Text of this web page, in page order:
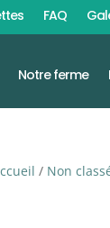
FAQ
Notre ferme
/ Non